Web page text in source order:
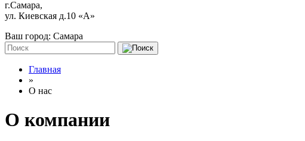
г.Самара,
ул. Киевская д.10 «А»
Ваш город: Самара
Главная
»
О нас
О компании